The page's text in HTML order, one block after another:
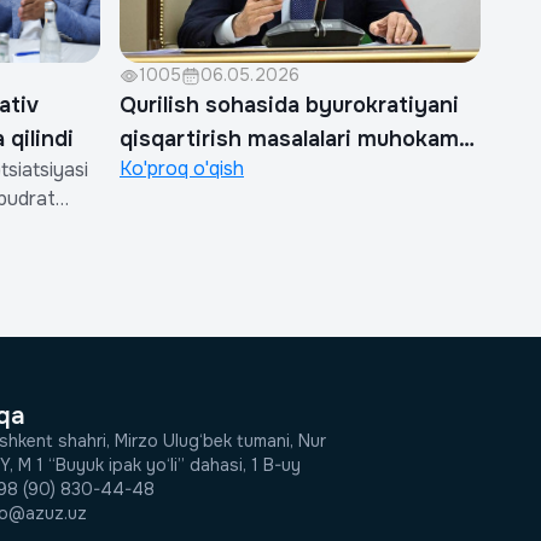
qilindi
raisi,
1005 06.05.2026
Qurilish sohasida byurokratiyani
qisqartirish masalalari muhokama
qilindi
Ko'proq o'qish
shahri, Mirzo Ulug‘bek tumani, Nur
M 1 “Buyuk ipak yo‘li” dahasi, 1 B-uy
(90) 830-44-48